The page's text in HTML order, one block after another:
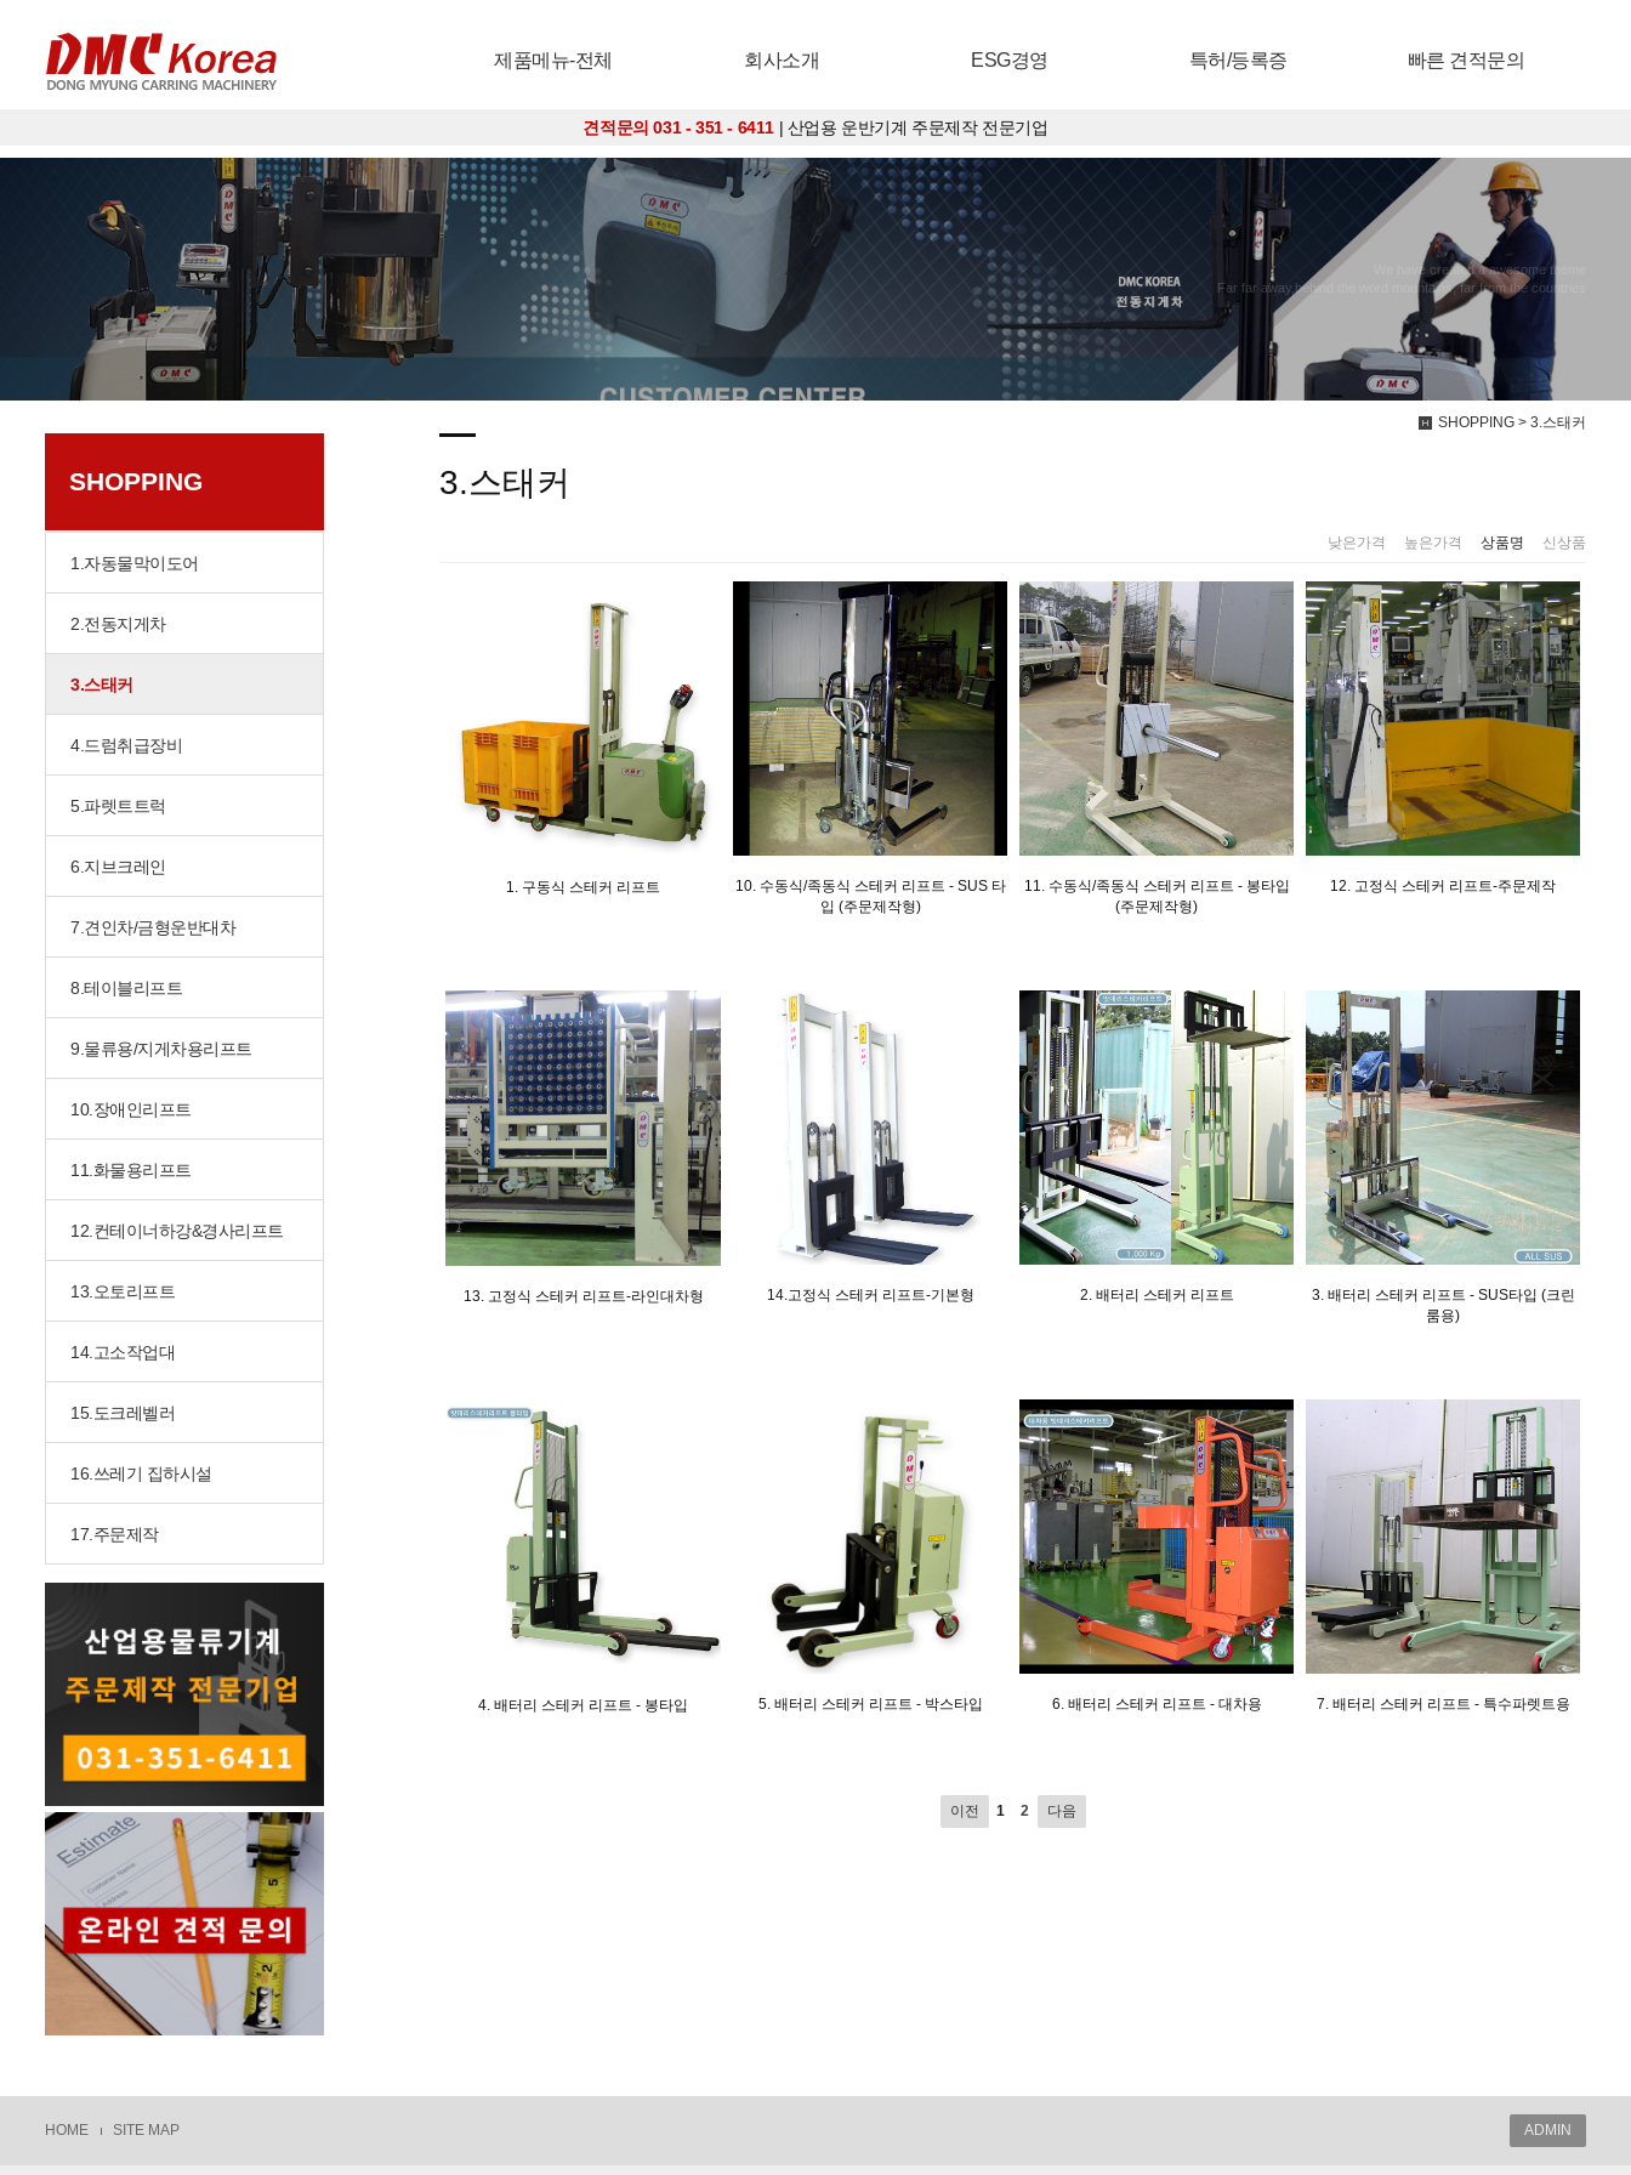
제품메뉴-전체 회사소개 ESG경영 특허/등록증 빠른 견적문의
견적문의 031 - 351 - 6411 | 산업용 운반기계 주문제작 전문기업
We have created a awesome theme
Far far away,behind the word mountains, far from the countries
SHOPPING > 3.스태커
SHOPPING
1.자동물막이도어
2.전동지게차
3.스태커
4.드럼취급장비
5.파렛트트럭
6.지브크레인
7.견인차/금형운반대차
8.테이블리프트
9.물류용/지게차용리프트
10.장애인리프트
11.화물용리프트
12.컨테이너하강&경사리프트
13.오토리프트
14.고소작업대
15.도크레벨러
16.쓰레기 집하시설
17.주문제작
3.스태커
낮은가격 높은가격 상품명 신상품
1. 구동식 스테커 리프트
10. 수동식/족동식 스테커 리프트 - SUS 타
입 (주문제작형)
11. 수동식/족동식 스테커 리프트 - 봉타입
(주문제작형)
12. 고정식 스테커 리프트-주문제작
13. 고정식 스테커 리프트-라인대차형 14.고정식 스테커 리프트-기본형 2. 배터리 스테커 리프트
3. 배터리 스테커 리프트 - SUS타입 (크린
룸용)
4. 배터리 스테커 리프트 - 봉타입 5. 배터리 스테커 리프트 - 박스타입 6. 배터리 스테커 리프트 - 대차용 7. 배터리 스테커 리프트 - 특수파렛트용
이전 1 2 다음
HOME SITE MAP ADMIN